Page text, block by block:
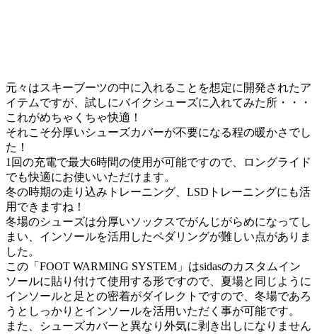
元々はスキーブーツの中に入れることを想定に開発されたア
イテムですが、試しにバイクシューズに入れてみた所・・・
これがめちゃくちゃ快適！
それこそ分厚いシューズカバーが不要になる程の暖かさでし
た！
1回の充電で最大6時間の使用が可能ですので、ロングライド
でも快適にお使いいただけます。
冬の時期の走り込みトレーニング、LSDトレーニングにも活
用できますね！
冬場のシューズは分厚いソックスでがんじがらめになってし
まい、インソールを活用したペダリングが難しい点がありま
した。
この「FOOT WARMING SYSTEM」はsidasのカスタムイン
ソールに貼り付けて使用する形ですので、夏場と同じように
インソールと足との密着がダイレクトですので、冬場であろ
うとしっかりとインソールを活用いただく事が可能です。
また、シューズカバーと異なり外気に剥き出しになりません